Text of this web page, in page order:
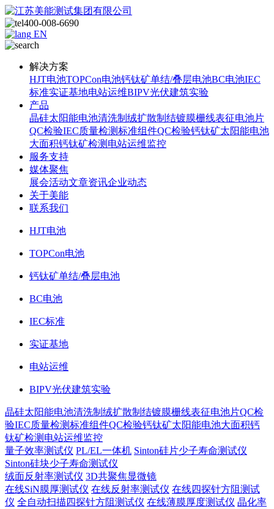
400-008-6690
EN
解决方案
HJT电池TOPCon电池钙钛矿单结/叠层电池BC电池IEC
标准实证基地电站运维BIPV光伏建筑实验
产品
晶硅太阳能电池清洗制绒扩散制结镀膜栅线表征电池片
QC检验IEC质量检测标准组件QC检验钙钛矿太阳能电池
大面积钙钛矿检测 电站运维监控
服务支持
媒体聚焦
展会活动文章资讯企业动态
关于美能
联系我们
HJT电池
TOPCon电池
钙钛矿单结/叠层电池
BC电池
IEC标准
实证基地
电站运维
BIPV光伏建筑实验
晶硅太阳能电池清洗制绒扩散制结镀膜栅线表征电池片QC检
验IEC质量检测标准组件QC检验钙钛矿太阳能电池大面积钙
钛矿检测 电站运维监控
量子效率测试仪 PL/EL一体机 Sinton硅片少子寿命测试仪
Sinton硅块少子寿命测试仪
绒面反射率测试仪 3D共聚焦显微镜
在线SiN膜厚测试仪 在线反射率测试仪 在线四探针方阻测试
仪 全自动扫描四探针方阻测试仪 在线薄膜厚度测试仪 晶化率